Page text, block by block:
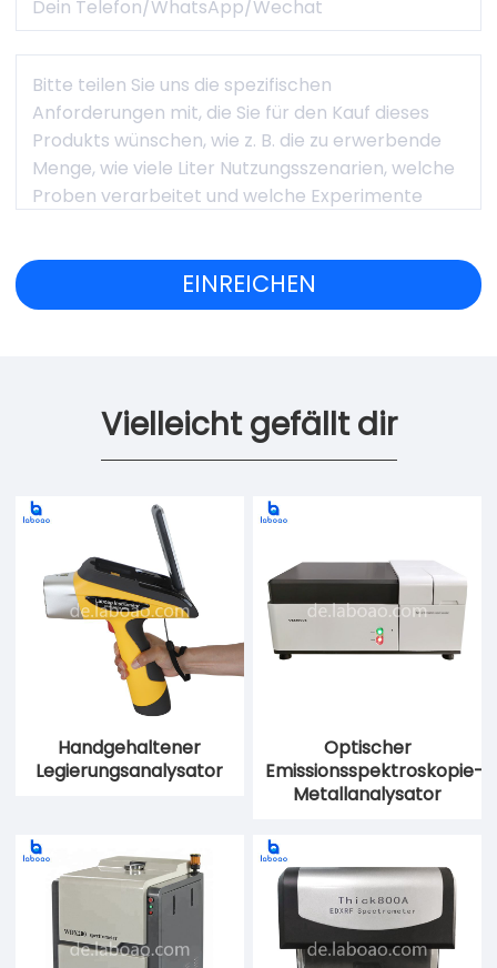
Vielleicht gefällt dir
Handgehaltener
Legierungsanalysator
Optischer
Emissionsspektroskopie-
Metallanalysator